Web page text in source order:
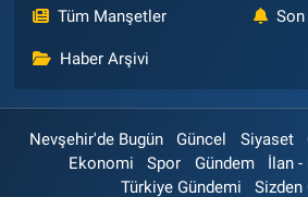
Tüm Manşetler
Haber Arşivi
Nevşehir'de Bugün Güncel Siyaset
Ekonomi
Spor Gündem
İlan -
Türkiye Gündemi
Sizden